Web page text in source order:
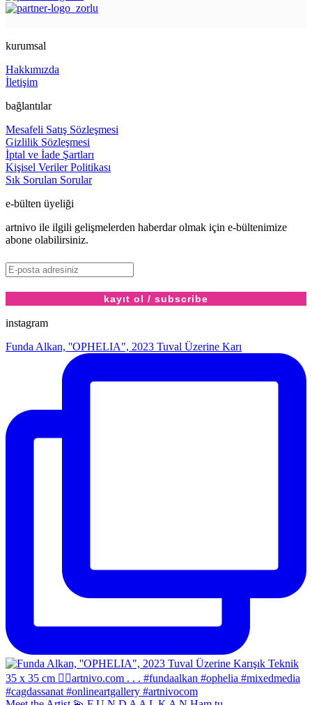
kurumsal
Hakkımızda
İletişim
bağlantılar
Mesafeli Satış Sözleşmesi
Gizlilik Sözleşmesi
İptal ve İade Şartları
Kişisel Veriler Politikası
Sık Sorulan Sorular
e-bülten üyeliği
artnivo ile ilgili gelişmelerden haberdar olmak için e-bültenimize
abone olabilirsiniz.
instagram
Funda Alkan, ''OPHELIA", 2023 Tuval Üzerine Karı